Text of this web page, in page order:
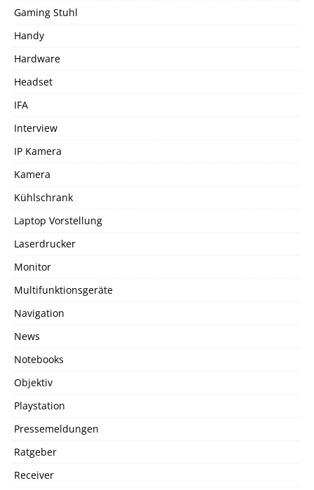
Gaming Stuhl
Handy
Hardware
Headset
IFA
Interview
IP Kamera
Kamera
Kühlschrank
Laptop Vorstellung
Laserdrucker
Monitor
Multifunktionsgeräte
Navigation
News
Notebooks
Objektiv
Playstation
Pressemeldungen
Ratgeber
Receiver